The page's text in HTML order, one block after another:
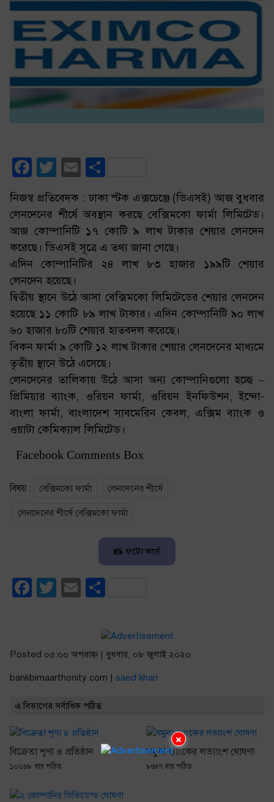
×
Facebook
TwitterEmail
নিজস্ব প্রতিবেদক : ঢাকা স্টক এক্সচেঞ্জে (ডিএসই) আজ বুধবার
লেনদেনের শীর্ষে অবস্থান করছে বেক্সিমকো ফার্মা লিমিটেড।
আজ কোম্পানিটি ১৭ কোটি ৯ লাখ টাকার শেয়ার লেনদেন
করেছে। ডিএসই সূত্রে এ তথ্য জানা গেছে।
এদিন কোম্পানিটির ২৪ লাখ ৮৩ হাজার ১৯৯টি শেয়ার
লেনদেন হয়েছে।
দ্বিতীয় স্থানে উঠে আসা বেক্সিমকো লিমিটেডের শেয়ার লেনদেন
হয়েছে ১১ কোটি ৮৯ লাখ টাকার। এদিন কোম্পানিটি ৯০ লাখ
৬০ হাজার ৮০টি শেয়ার হাতবদল করেছে।
বিকন ফার্মা ৯ কোটি ১২ লাখ টাকার শেয়ার লেনদেনের মাধ্যমে
তৃতীয় স্থানে উঠে এসেছে।
লেনদেনের তালিকায় উঠে আসা অন্য কোম্পানিগুলো হচ্ছে –
প্রিমিয়ার ব্যাংক, ওরিয়ন ফার্মা, ওরিয়ন ইনফিউশন, ইন্দো-
বাংলা ফার্মা, বাংলাদেশ সাবমেরিন কেবল, এক্সিম ব্যাংক ও
ওয়াটা কেমিক্যাল লিমিটেড।
Facebook Comments Box
বিষয় : বেক্সিমকো ফার্মা লেনদেনের শীর্ষে
লেনদেনের শীর্ষে বেক্সিমকো ফার্মা
📸 ফটো কার্ড
Facebook
TwitterEmail
Posted ০৫:০০ অপরাহ্ণ | বুধবার, ০৮ জুলাই ২০২০
bankbimaarthonity.com | saed khan
এ বিভাগের সর্বাধিক পঠিত
বিক্রেতা শূণ্য ৪ প্রতিষ্ঠান
১০০৯৮ বার পঠিত
যমুনা ব্যাংকের লভ্যাংশ ঘোষণা
৮৪৪৭ বার পঠিত